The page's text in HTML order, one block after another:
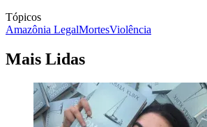
Tópicos
Amazônia LegalMortesViolência
Mais Lidas